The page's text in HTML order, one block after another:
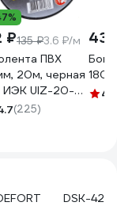
₽135 ₽3.6 ₽/м
ПВХ
20м, черная
ИЭК UIZ-20-
K02(225)
180
4.7
DSK-42